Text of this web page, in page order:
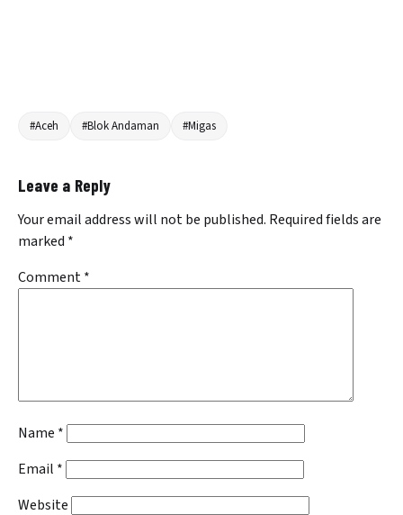
#Aceh #Blok Andaman #Migas
Leave a Reply
Your email address will not be published. Required fields are
marked *
Comment*
Name *
Email *
Website